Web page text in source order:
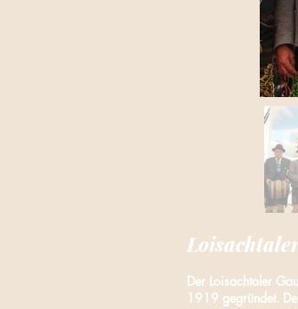
Der Loisachtaler
1919 gegründet.